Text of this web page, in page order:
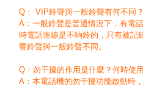
Q： VIP鈴聲與一般鈴聲有何不同？
A：一般鈴聲是普通情況下，有電
時電話進線是不响鈴的，只有被記
響鈴聲與一般鈴聲不同。
Q：勿干擾的作用是什麼？何時使
A：本電話機的勿干擾功能啟動時